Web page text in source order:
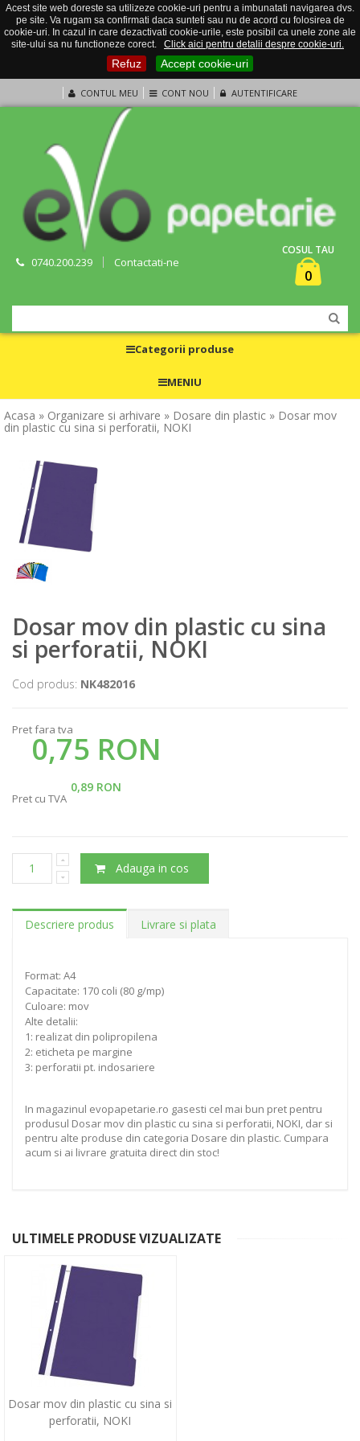
Acest site web doreste sa utilizeze cookie-uri pentru a imbunatati navigarea dvs.
pe site. Va rugam sa confirmati daca sunteti sau nu de acord cu folosirea de
cookie-uri. In cazul in care dezactivati cookie-urile, este posibil ca unele zone ale
site-ului sa nu functioneze corect.
Click aici pentru detalii despre cookie-uri.
Refuz Accept cookie-uri
CONTUL MEU CONT NOU AUTENTIFICARE
0740.200.239 Contactati-ne
COSUL TAU
0
Categorii produse
MENIU
Acasa » Organizare si arhivare » Dosare din plastic » Dosar mov
din plastic cu sina si perforatii, NOKI
Dosar mov din plastic cu sina
si perforatii, NOKI
Cod produs: NK482016
Pret fara tva
0,75 RON
0,89 RON
Pret cu TVA
Adauga in cos
Descriere produs Livrare si plata
Format: A4
Capacitate: 170 coli (80 g/mp)
Culoare: mov
Alte detalii:
1: realizat din polipropilena
2: eticheta pe margine
3: perforatii pt. indosariere
In magazinul evopapetarie.ro gasesti cel mai bun pret pentru
produsul Dosar mov din plastic cu sina si perforatii, NOKI, dar si
pentru alte produse din categoria Dosare din plastic. Cumpara
acum si ai livrare gratuita direct din stoc!
ULTIMELE PRODUSE VIZUALIZATE
Dosar mov din plastic cu sina si
perforatii, NOKI